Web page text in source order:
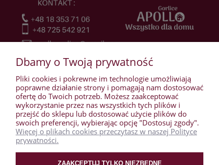
WARUNKI ZAKUPÓW
Dbamy o Twoją prywatność
Pliki cookies i pokrewne im technologie umożliwiają
poprawne działanie strony i pomagają nam dostosować
ofertę do Twoich potrzeb. Możesz zaakceptować
wykorzystanie przez nas wszystkich tych plików i
przejść do sklepu lub dostosować użycie plików do
swoich preferencji, wybierając opcję "Dostosuj zgody".
Więcej o plikach cookies przeczytasz w naszej Polityce
prywatności.
ZAAKCEPTUJ TYLKO NIEZBĘDNE